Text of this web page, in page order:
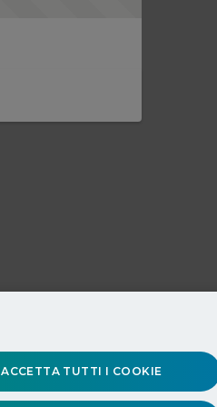
ACCETTA TUTTI I COOKIE